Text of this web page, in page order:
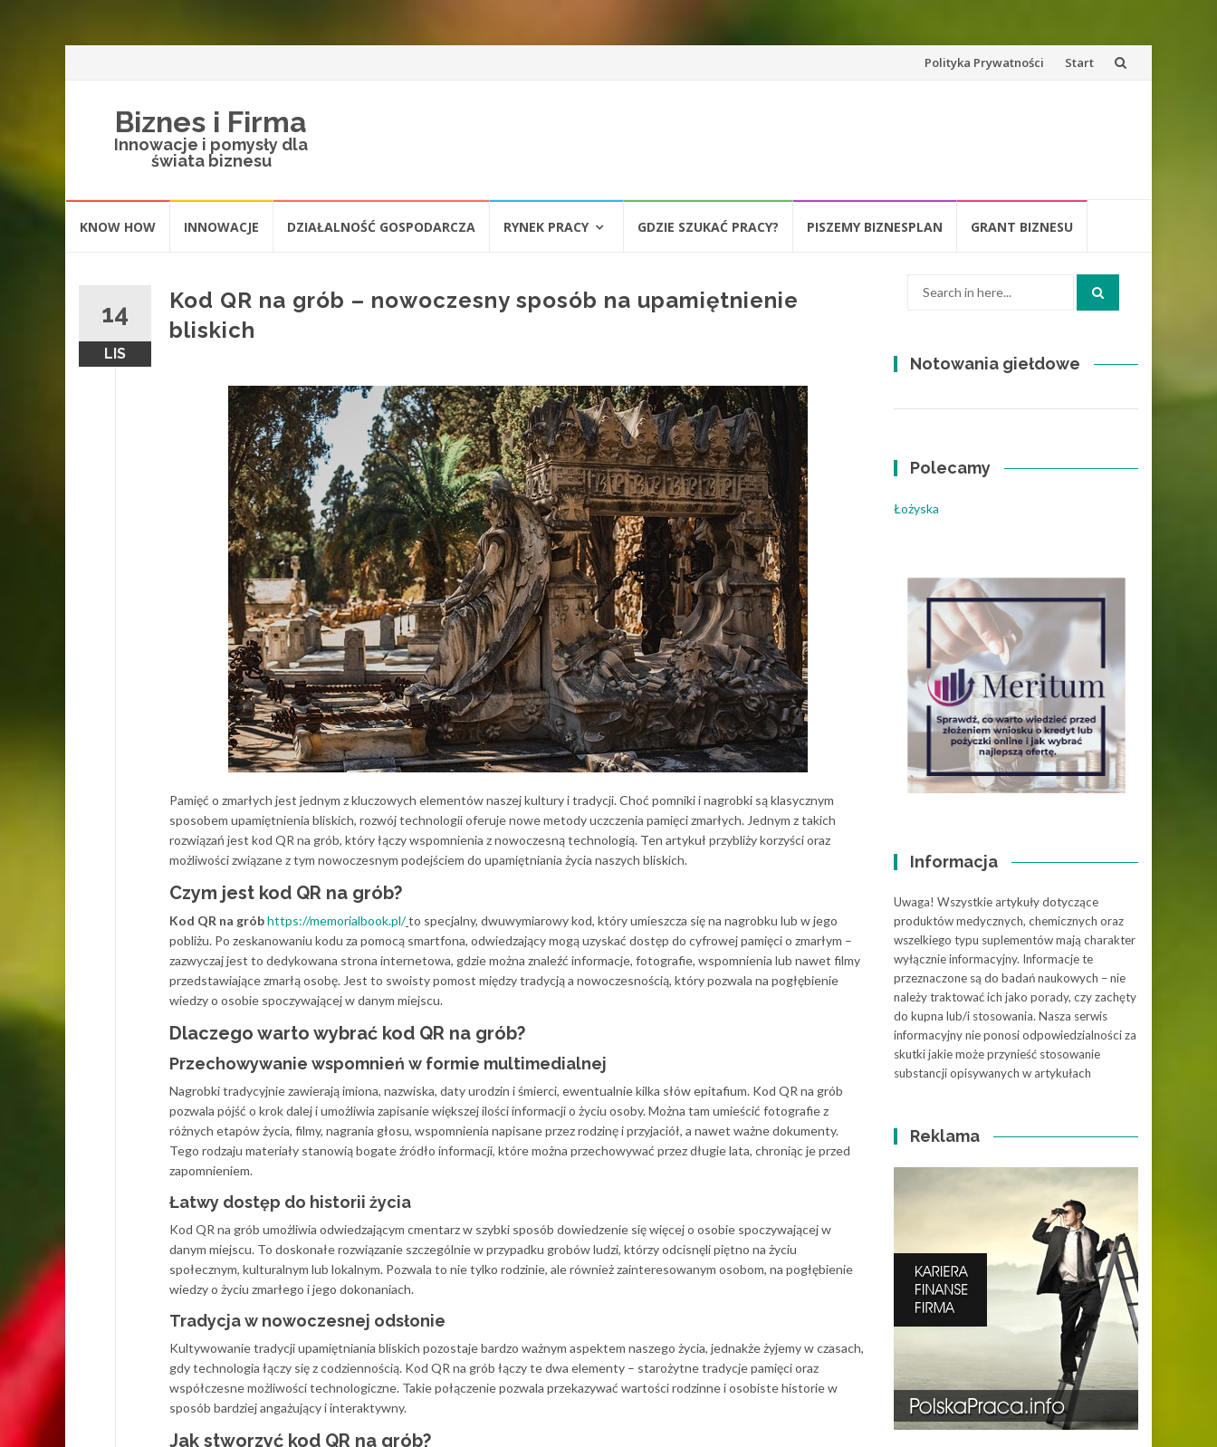
Skip
Polityka Prywatności Start
Biznes i Firma
Innowacje i pomysły dla
świata biznesu
KNOW HOW INNOWACJE DZIAŁALNOŚĆ GOSPODARCZA RYNEK PRACY GDZIE SZUKAĆ PRACY? PISZEMY BIZNESPLAN GRANT BIZNESU
14
LIS
Kod QR na grób – nowoczesny sposób na upamiętnienie
bliskich
Pamięć o zmarłych jest jednym z kluczowych elementów naszej kultury i tradycji. Choć pomniki i nagrobki są klasycznym
sposobem upamiętnienia bliskich, rozwój technologii oferuje nowe metody uczczenia pamięci zmarłych. Jednym z takich
rozwiązań jest kod QR na grób, który łączy wspomnienia z nowoczesną technologią. Ten artykuł przybliży korzyści oraz
możliwości związane z tym nowoczesnym podejściem do upamiętniania życia naszych bliskich.
Czym jest kod QR na grób?
Kod QR na gróbhttps://memorialbook.pl/to specjalny, dwuwymiarowy kod, który umieszcza się na nagrobku lub w jego
pobliżu. Po zeskanowaniu kodu za pomocą smartfona, odwiedzający mogą uzyskać dostęp do cyfrowej pamięci o zmarłym –
zazwyczaj jest to dedykowana strona internetowa, gdzie można znaleźć informacje, fotografie, wspomnienia lub nawet filmy
przedstawiające zmarłą osobę. Jest to swoisty pomost między tradycją a nowoczesnością, który pozwala na pogłębienie
wiedzy o osobie spoczywającej w danym miejscu.
Dlaczego warto wybrać kod QR na grób?
Przechowywanie wspomnień w formie multimedialnej
Nagrobki tradycyjnie zawierają imiona, nazwiska, daty urodzin i śmierci, ewentualnie kilka słów epitafium. Kod QR na grób
pozwala pójść o krok dalej i umożliwia zapisanie większej ilości informacji o życiu osoby. Można tam umieścić fotografie z
różnych etapów życia, filmy, nagrania głosu, wspomnienia napisane przez rodzinę i przyjaciół, a nawet ważne dokumenty.
Tego rodzaju materiały stanowią bogate źródło informacji, które można przechowywać przez długie lata, chroniąc je przed
zapomnieniem.
Łatwy dostęp do historii życia
Kod QR na grób umożliwia odwiedzającym cmentarz w szybki sposób dowiedzenie się więcej o osobie spoczywającej w
danym miejscu. To doskonałe rozwiązanie szczególnie w przypadku grobów ludzi, którzy odcisnęli piętno na życiu
społecznym, kulturalnym lub lokalnym. Pozwala to nie tylko rodzinie, ale również zainteresowanym osobom, na pogłębienie
wiedzy o życiu zmarłego i jego dokonaniach.
Tradycja w nowoczesnej odsłonie
Kultywowanie tradycji upamiętniania bliskich pozostaje bardzo ważnym aspektem naszego życia, jednakże żyjemy w czasach,
gdy technologia łączy się z codziennością. Kod QR na grób łączy te dwa elementy – starożytne tradycje pamięci oraz
współczesne możliwości technologiczne. Takie połączenie pozwala przekazywać wartości rodzinne i osobiste historie w
sposób bardziej angażujący i interaktywny.
Jak stworzyć kod QR na grób?
Notowania giełdowe
Polecamy
Łożyska
Informacja
Uwaga! Wszystkie artykuły dotyczące
produktów medycznych, chemicznych oraz
wszelkiego typu suplementów mają charakter
wyłącznie informacyjny. Informacje te
przeznaczone są do badań naukowych – nie
należy traktować ich jako porady, czy zachęty
do kupna lub/i stosowania. Nasza serwis
informacyjny nie ponosi odpowiedzialności za
skutki jakie może przynieść stosowanie
substancji opisywanych w artykułach
Reklama